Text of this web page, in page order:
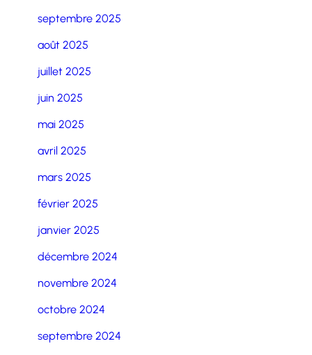
septembre 2025
août 2025
juillet 2025
juin 2025
mai 2025
avril 2025
mars 2025
février 2025
janvier 2025
décembre 2024
novembre 2024
octobre 2024
septembre 2024